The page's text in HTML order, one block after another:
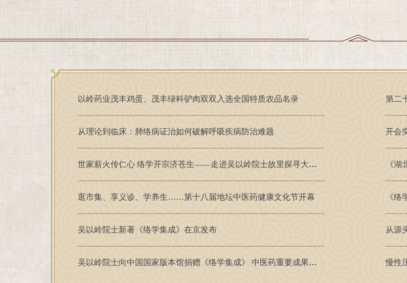
以岭药业茂丰鸡蛋、茂丰绿科驴肉双双入选全国特质农品名录 第二
从理论到临床：肺络病证治如何破解呼吸疾病防治难题 开会
世家薪火传仁心 络学开宗济苍生——走进吴以岭院士故里探寻大医之路 《
逛市集、享义诊、学养生……第十八届地坛中医药健康文化节开幕 《
吴以岭院士新著《络学集成》在京发布 从源
吴以岭院士向中国国家版本馆捐赠《络学集成》 中医药重要成果入藏国家版本库 慢性